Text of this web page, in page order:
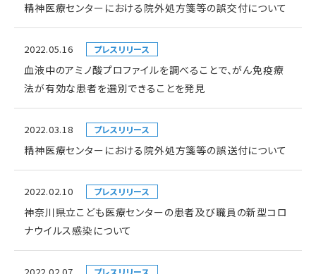
精神医療センターにおける院外処方箋等の誤交付について
2022.05.16 プレスリリース
血液中のアミノ酸プロファイルを調べることで、がん免疫療
法が有効な患者を選別できることを発見
2022.03.18 プレスリリース
精神医療センターにおける院外処方箋等の誤送付について
2022.02.10 プレスリリース
神奈川県立こども医療センターの患者及び職員の新型コロ
ナウイルス感染について
プレスリリース